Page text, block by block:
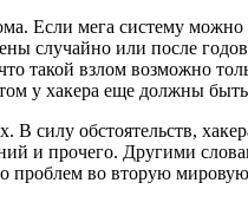
Если мега систему
случайно или после
такой взлом возможно
у хакера еще должны
силу обстоятельств,
и прочего. Другими
проблем во вторую